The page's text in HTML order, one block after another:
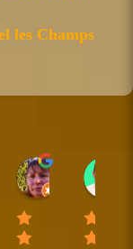
les Champs
nicole plantive
16:14 20 Feb 25
Anne
10:35 08